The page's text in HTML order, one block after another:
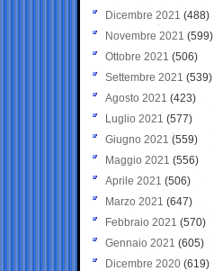
Dicembre 2021 (488)
Novembre 2021 (599)
Ottobre 2021 (506)
Settembre 2021 (539)
Agosto 2021 (423)
Luglio 2021 (577)
Giugno 2021(559)
Maggio 2021 (556)
Aprile 2021 (506)
Marzo 2021 (647)
Febbraio 2021 (570)
Gennaio 2021 (605)
Dicembre 2020 (619)